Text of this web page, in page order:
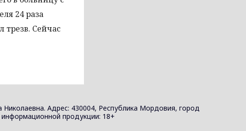
24 раза
трезв. Сейчас
Адрес: 430004, Республика Мордовия, город
информационной продукции: 18+